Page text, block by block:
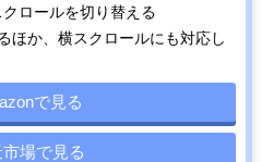
ロールを切り替える
ほか、横スクロールにも対応し
で見る
場で見る